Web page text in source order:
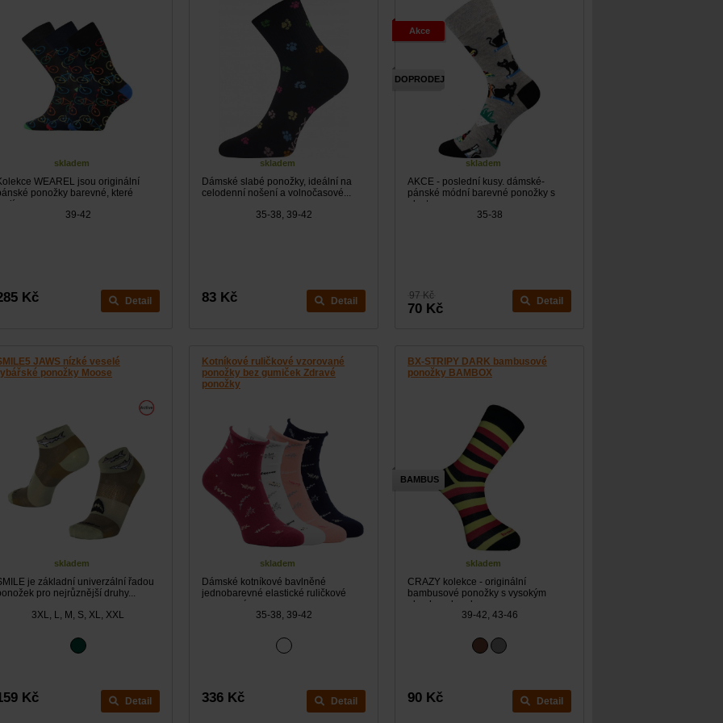
skladem
WEAREL jsou originální
ponožky barevné, které
39-42
Kč Detail
skladem
Dámské slabé ponožky, ideální na
celodenní nošení a volnočasové...
35-38, 39-42
83 Kč Detail
skladem
AKCE - poslední kusy. dámské-
pánské módní barevné ponožky s
elastanem a...
35-38
DOPRODEJ
Akce
97 Kč
70 Kč Detail
JAWS nízké veselé
ponožky Moose
skladem
je základní univerzální řadou
pro nejrůznější druhy...
3XL, L, M, S, XL, XXL
Kč Detail
Kotníkové ruličkové vzorované
ponožky bez gumiček Zdravé
ponožky
skladem
Dámské kotníkové bavlněné
jednobarevné elastické ruličkové
vzorované...
35-38, 39-42
336 Kč Detail
BX-STRIPY DARK bambusové
ponožky BAMBOX
skladem
CRAZY kolekce - originální
bambusové ponožky s vysokým
obsahem bambusu.
39-42, 43-46
BAMBUS
90 Kč Detail